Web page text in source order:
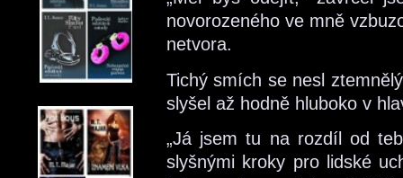
novorozeného ve mně
netvora.
Tichý smích se nesl
slyšel až hodně hluboko v
„Já jsem tu na rozdíl od
slyšnými kroky pro lidské